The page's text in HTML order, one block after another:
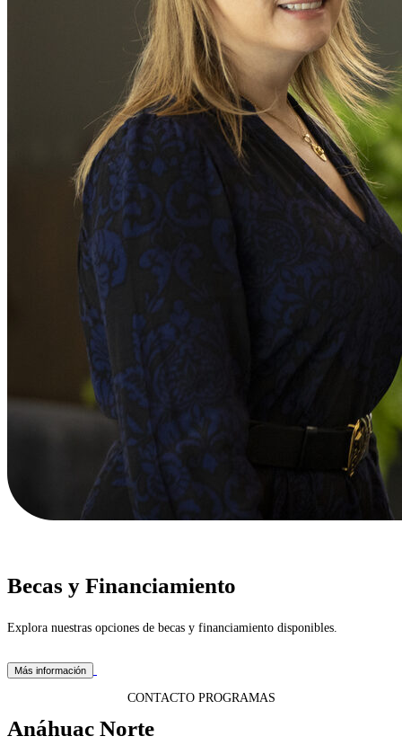
Becas y Financiamiento
Explora nuestras opciones de becas y financiamiento disponibles.
Más información
CONTACTO PROGRAMAS
Anáhuac Norte